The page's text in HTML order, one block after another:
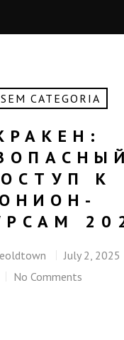
SEM CATEGORIA
К
ОНИОН-
July 2, 2025
No Comments